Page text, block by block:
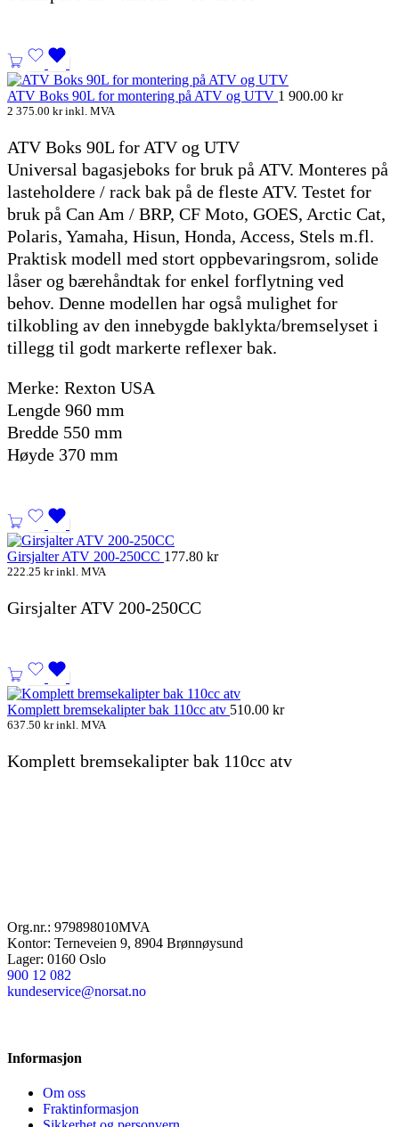
ATV Boks 90L for montering på ATV og UTV 1 900.00 kr
2 375.00 krinkl. MVA
ATV Boks 90L for ATV og UTV
Universal bagasjeboks for bruk på ATV. Monteres på
lasteholdere / rack bak på de fleste ATV. Testet for
bruk på Can Am / BRP, CF Moto, GOES, Arctic Cat,
Polaris, Yamaha, Hisun, Honda, Access, Stels m.fl.
Praktisk modell med stort oppbevaringsrom, solide
låser og bærehåndtak for enkel forflytning ved
behov. Denne modellen har også mulighet for
tilkobling av den innebygde baklykta/bremselyset i
tillegg til godt markerte reflexer bak.
Merke: Rexton USA
Lengde 960 mm
Bredde 550 mm
Høyde 370 mm
Girsjalter ATV 200-250CC 177.80 kr
222.25 krinkl. MVA
Girsjalter ATV 200-250CC
Komplett bremsekalipter bak 110cc atv 510.00 kr
637.50 krinkl. MVA
Komplett bremsekalipter bak 110cc atv
Org.nr.: 979898010MVA
Kontor: Terneveien 9, 8904 Brønnøysund
Lager: 0160 Oslo
900 12 082
kundeservice@norsat.no
Informasjon
Om oss
Fraktinformasjon